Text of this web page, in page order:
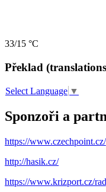
33/15 °C
Překlad
Select Language ▼
Sponzoři a
https://
http://hasik.cz/
https://www.krizport.cz/